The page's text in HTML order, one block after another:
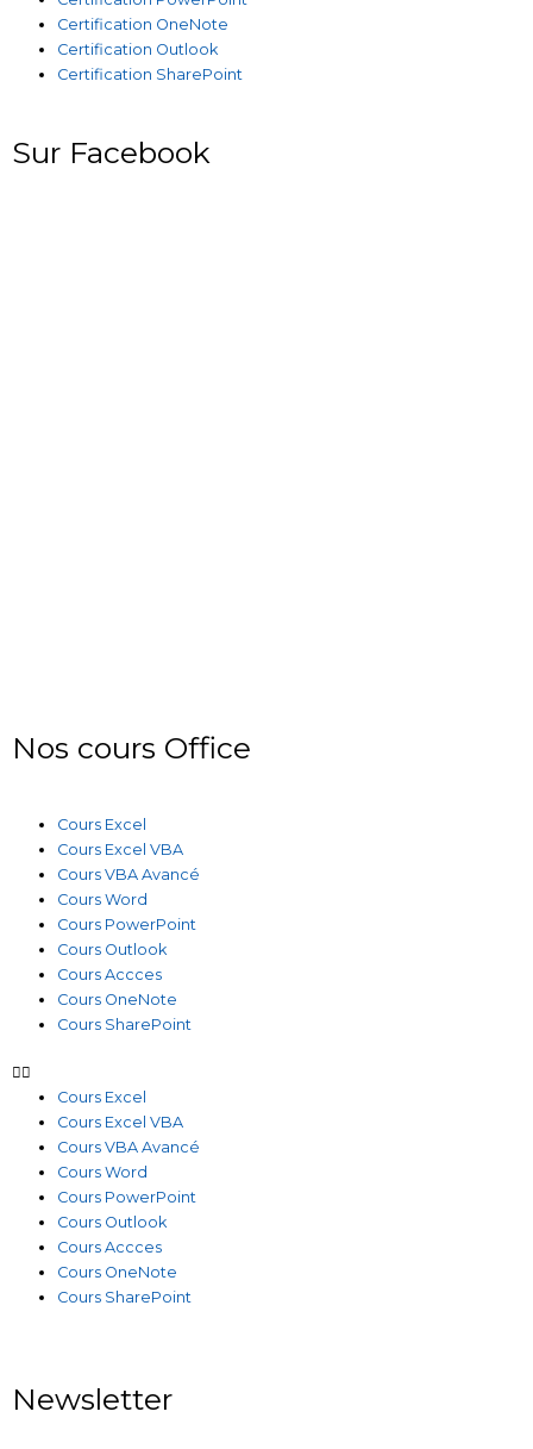
Certification OneNote
Certification Outlook
Certification SharePoint
Sur Facebook
Nos cours Office
Cours Excel
Cours Excel VBA
Cours VBA Avancé
Cours Word
Cours PowerPoint
Cours Outlook
Cours Accces
Cours OneNote
Cours SharePoint
Cours Excel
Cours Excel VBA
Cours VBA Avancé
Cours Word
Cours PowerPoint
Cours Outlook
Cours Accces
Cours OneNote
Cours SharePoint
Newsletter